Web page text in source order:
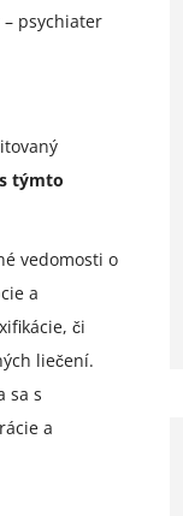
psychiater
týmto
vedomosti o
a
či
liečení.
sa s
a